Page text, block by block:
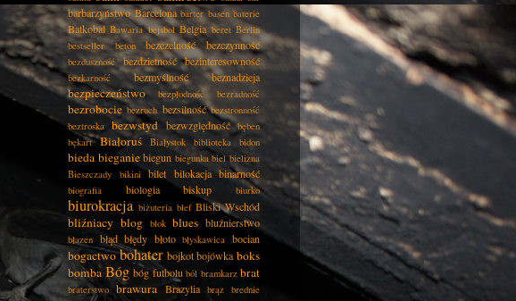
barbarzyństwo Barcelona barter basen baterie
Batkobal Bawaria bejsbol Belgia beret Berlin
bestseller
beton bezczelność bezczynność
bezduszność bezdzietność bezinteresowność
bezkarność bezmyślność beznadzieja
bezpieczeństwo bezpłodność bezradność
bezrobocie bezruch bezsilność bezstronność
beztroska bezwstyd bezwzględność bęben
bękart
Białoruś Białystok biblioteka bidon
bieda bieganie biegun biegunka biel bielizna
Bieszczady
bikini bilet bilokacja binarność
biografia biologia biskup biurko
biurokracja biżuteria blef Bliski Wschód
bliźniacy blog blok blues bluźnierstwo
błazen błąd błędy błoto błyskawica bocian
bogactwo bohater bojkot bojówka boks
bomba Bóg bóg futbolu ból bramkarz brat
braterstwo brawura Brazylia brąz brednie